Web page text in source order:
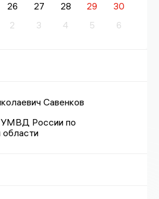
26 27 28 29
30
2 3 4 5 6
Савенков
УМВД России по